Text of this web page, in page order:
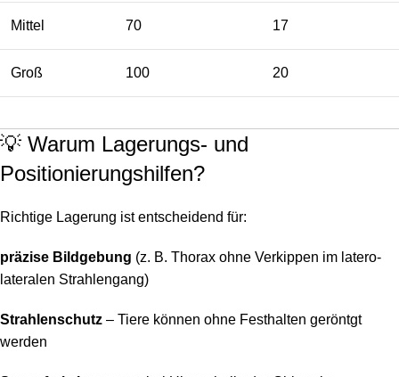
Mittel 70 17
Groß 100 20
💡 Warum Lagerungs- und
Positionierungshilfen?
Richtige Lagerung ist entscheidend für:
präzise Bildgebung (z. B. Thorax ohne Verkippen im latero-
lateralen Strahlengang)
Strahlenschutz – Tiere können ohne Festhalten geröntgt
werden